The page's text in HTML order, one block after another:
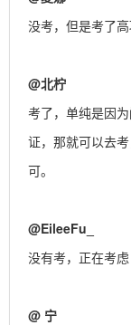
没考，但是考了
@北柠
考了，单纯是因
证，那就可以去
可。
@EileeFu_
没有考，正在考虑
@ 宁